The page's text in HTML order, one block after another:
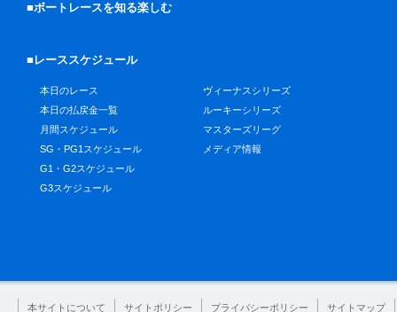
■ボートレースを知る楽しむ
■レーススケジュール
本日のレース
本日の払戻金一覧
月間スケジュール
SG・PG1スケジュール
G1・G2スケジュール
G3スケジュール
ヴィーナスシリーズ
ルーキーシリーズ
マスターズリーグ
メディア情報
本サイトについて サイトポリシー プライバシーポリシー サイトマップ